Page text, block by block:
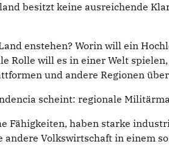
besitzt keine ausreichende
enstehen? Worin will ein
Rolle will es in einer Welt
und andere Regionen
scheint: regionale
Fähigkeiten, haben starke
Volkswirtschaft in einem